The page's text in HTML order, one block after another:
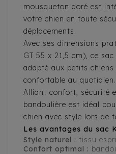
mousqueton doré est
votre chien en toute
déplacements.
Avec ses dimensions
GT 55 x 21,5 cm), ce
adapté aux petits
confortable au quotidien.
Alliant confort, sécurité
bandoulière est idéal
chien avec style lors de
Les avantages du sac
Style naturel : tissu
Confort optimal :